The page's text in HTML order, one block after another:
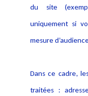
Notice Légale
Politique de
données
du site
uniquement si
mesure
Dans ce cadre,
traitées :